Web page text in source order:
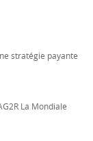
stratégie payante
La Mondiale